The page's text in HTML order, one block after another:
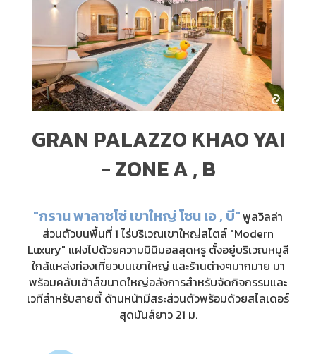
GRAN PALAZZO KHAO YAI
- ZONE A , B
"กราน พาลาซโซ่ เขาใหญ่ โซน เอ , บี"พูลวิลล่า
ส่วนตัวบนพื้นที่ 1 ไร่บริเวณเขาใหญ่สไตล์ "Modern
Luxury" แฝงไปด้วยความมินิมอลสุดหรู ตั้งอยู่บริเวณหมูสี
ใกล้แหล่งท่องเที่ยวบนเขาใหญ่ และร้านต่างๆมากมาย มา
พร้อมคลับเฮ้าส์ขนาดใหญ่อลังการสำหรับจัดกิจกรรมและ
เวทีสำหรับสายตี้ ด้านหน้ามีสระส่วนตัวพร้อมด้วยสไลเดอร์
สุดมันส์ยาว 21 ม.